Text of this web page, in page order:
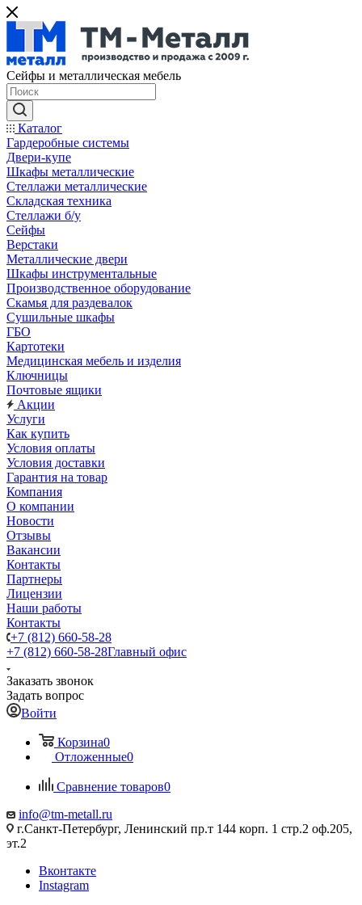
Сейфы и металлическая мебель
Каталог
Гардеробные системы
Двери-купе
Шкафы металлические
Стеллажи металлические
Складская техника
Стеллажи б/у
Сейфы
Верстаки
Металлические двери
Шкафы инструментальные
Производственное оборудование
Скамья для раздевалок
Сушильные шкафы
ГБО
Картотеки
Медицинская мебель и изделия
Ключницы
Почтовые ящики
Акции
Услуги
Как купить
Условия оплаты
Условия доставки
Гарантия на товар
Компания
О компании
Новости
Отзывы
Вакансии
Контакты
Партнеры
Лицензии
Наши работы
Контакты
+7 (812) 660-58-28
+7 (812) 660-58-28Главный офис
Заказать звонок
Задать вопрос
Войти
Корзина0
Отложенные0
Сравнение товаров0
info@tm-metall.ru
г.Санкт-Петербург, Ленинский пр.т 144 корп. 1 стр.2 оф.205,
эт.2
Вконтакте
Instagram